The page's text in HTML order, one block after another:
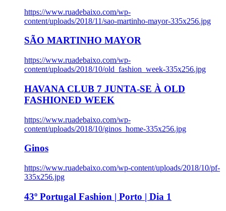
https://www.ruadebaixo.com/wp-
content/uploads/2018/11/sao-martinho-mayor-335x256.jpg
SÃO MARTINHO MAYOR
https://www.ruadebaixo.com/wp-
content/uploads/2018/10/old_fashion_week-335x256.jpg
HAVANA CLUB 7 JUNTA-SE À OLD
FASHIONED WEEK
https://www.ruadebaixo.com/wp-
content/uploads/2018/10/ginos_home-335x256.jpg
Ginos
https://www.ruadebaixo.com/wp-content/uploads/2018/10/pf-
335x256.jpg
43º Portugal Fashion | Porto | Dia 1